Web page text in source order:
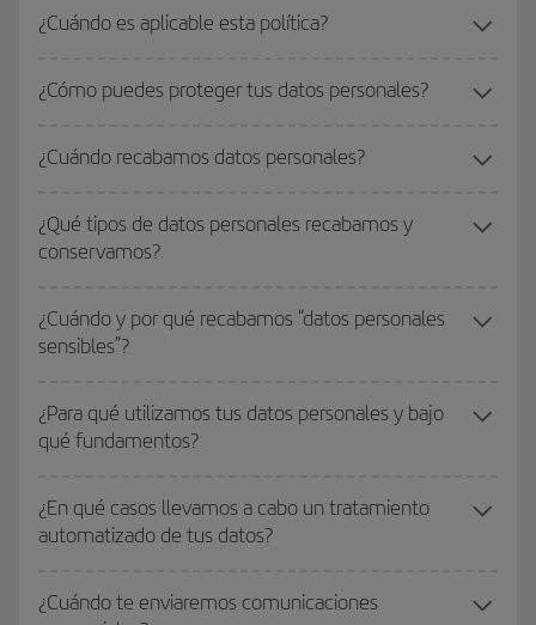
¿Cuándo es aplicable esta política?
¿Cómo puedes proteger tus datos personales?
¿Cuándo recabamos datos personales?
¿Qué tipos de datos personales recabamos y
conservamos?
¿Cuándo y por qué recabamos “datos personales
sensibles”?
¿Para qué utilizamos tus datos personales y bajo
qué fundamentos?
¿En qué casos llevamos a cabo un tratamiento
automatizado de tus datos?
¿Cuándo te enviaremos comunicaciones